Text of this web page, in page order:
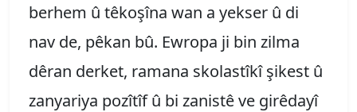
berhem û têkoşîna wan a yekser û di
nav de, pêkan bû. Ewropa ji bin zilma
dêran derket, ramana skolastîkî şikest û
zanyariya pozîtîf û bi zanistê ve girêdayî